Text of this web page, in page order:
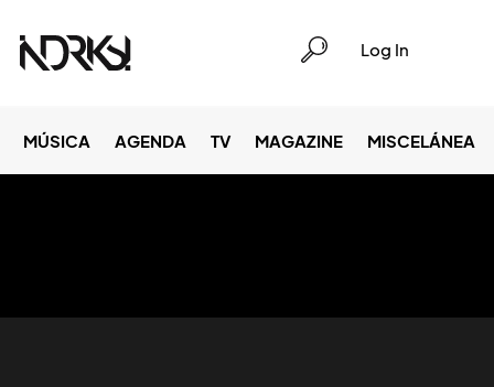
Log In
MÚSICA AGENDA TV MAGAZINE MISCELÁNEA